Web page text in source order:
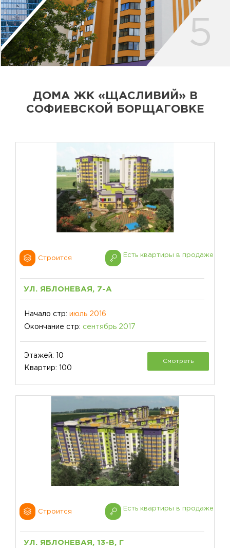
ДОМА ЖК «ЩАСЛИВИЙ» В
СОФИЕВСКОЙ БОРЩАГОВКЕ
Строится
Есть квартиры в продаже
УЛ. ЯБЛОНЕВАЯ, 7-А
Начало стр: июль 2016
Окончание стр: сентябрь 2017
Этажей: 10
Квартир: 100
Смотреть
Строится
Есть квартиры в продаже
УЛ. ЯБЛОНЕВАЯ, 13-В, Г